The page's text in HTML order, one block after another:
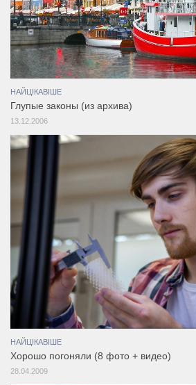
НАЙЦІКАВІШЕ
Глупые законы (из архива)
13.12.2006
НАЙЦІКАВІШЕ
Хорошо погоняли (8 фото + видео)
28.04.2009